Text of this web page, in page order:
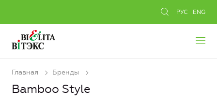
РУС ENG
Главная Бренды
Bamboo Style